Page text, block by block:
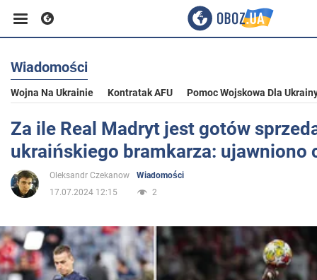
Biznes
Sport
Rozrywka
Polityka
Wiadomości
Wojna Na Ukrainie Kontratak AFU Pomoc Wojskowa Dla
Za ile Real Madryt jest gotów
ukraińskiego bramkarza: ujawniono
Oleksandr Czekanow
Wiadomości
17.07.2024 12:15
2